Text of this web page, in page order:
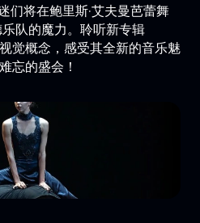
们将在鲍里斯·艾夫曼芭蕾舞
队的魔力。聆听新专辑
觉概念，感受其全新的音乐魅
忘的盛会！